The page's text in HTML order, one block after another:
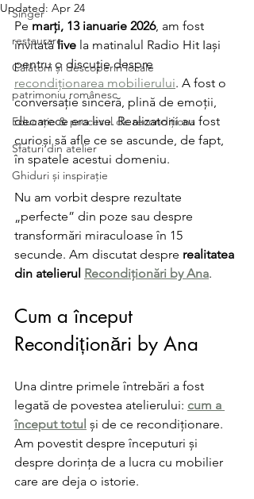
Singer
restaurare
Călătorii și descoperiri locale
patrimoniu românesc
Educație & procesul de recondiționa
Sfaturi din atelier
Ghiduri și inspirație
Updated: Apr 24
Pe marți, 13 ianuarie 2026, am fost
invitată live la matinalul Radio Hit Iași
pentru o discuție despre
recondiționarea mobilierului. A fost o
conversație sinceră, plină de emoții,
deoarece era live. Realizatorii au fost
curioși să afle ce se ascunde, de fapt,
în spatele acestui domeniu.
Nu am vorbit despre rezultate
„perfecte” din poze sau despre
transformări miraculoase în 15
secunde. Am discutat despre realitatea
din atelierul Recondiționări by Ana.
Cum a început
Recondiționări by Ana
Una dintre primele întrebări a fost
legată de povestea atelierului: cum a
început totul și de ce recondiționare.
Am povestit despre începuturi și
despre dorința de a lucra cu mobilier
care are deja o istorie.